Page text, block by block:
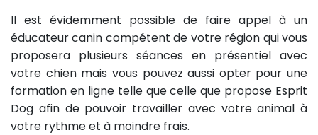
Il est évidemment possible de faire appel à un
éducateur canin compétent de votre région qui vous
proposera plusieurs séances en présentiel avec
votre chien mais vous pouvez aussi opter pour une
formation en ligne telle que celle que propose Esprit
Dog afin de pouvoir travailler avec votre animal à
votre rythme et à moindre frais.